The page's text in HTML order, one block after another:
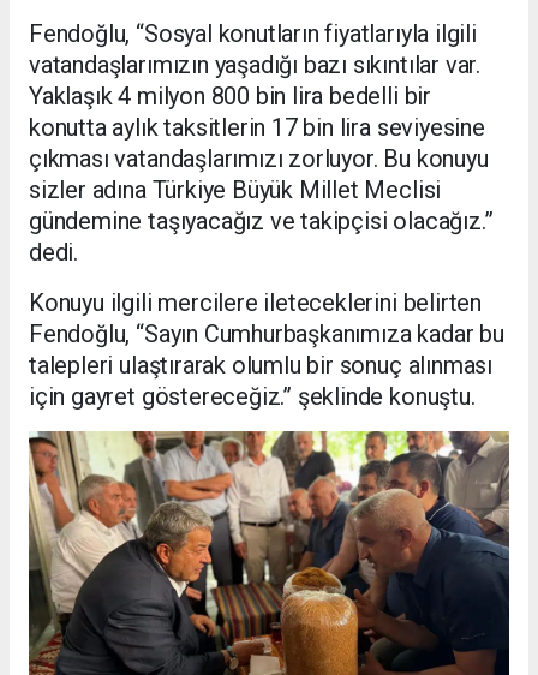
Fendoğlu, “Sosyal konutların fiyatlarıyla ilgili
vatandaşlarımızın yaşadığı bazı sıkıntılar var.
Yaklaşık 4 milyon 800 bin lira bedelli bir
konutta aylık taksitlerin 17 bin lira seviyesine
çıkması vatandaşlarımızı zorluyor. Bu konuyu
sizler adına Türkiye Büyük Millet Meclisi
gündemine taşıyacağız ve takipçisi olacağız.”
dedi.
Konuyu ilgili mercilere ileteceklerini belirten
Fendoğlu, “Sayın Cumhurbaşkanımıza kadar bu
talepleri ulaştırarak olumlu bir sonuç alınması
için gayret göstereceğiz.” şeklinde konuştu.